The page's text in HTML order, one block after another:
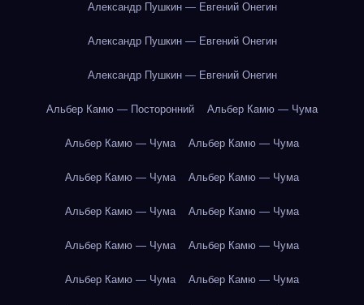
Александр Пушкин — Евгений Онегин
Александр Пушкин — Евгений Онегин
Александр Пушкин — Евгений Онегин
Альбер Камю — Посторонний Альбер Камю — Чума
Альбер Камю — Чума Альбер Камю — Чума
Альбер Камю — Чума Альбер Камю — Чума
Альбер Камю — Чума Альбер Камю — Чума
Альбер Камю — Чума Альбер Камю — Чума
Альбер Камю — Чума Альбер Камю — Чума